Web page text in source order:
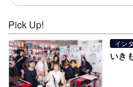
Pick Up!
イン
いき